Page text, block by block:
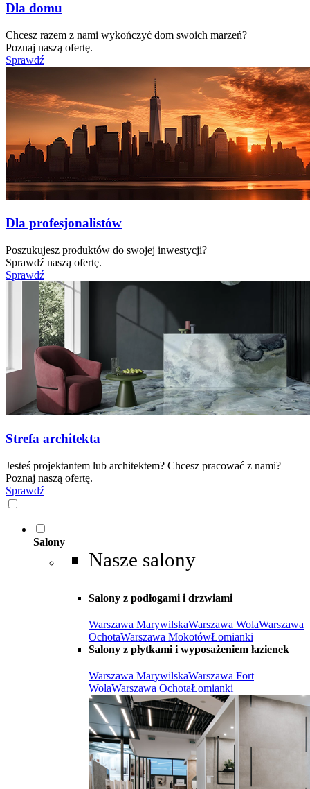
Dla domu
Chcesz razem z nami wykończyć dom swoich marzeń?
Poznaj naszą ofertę.
Sprawdź
Dla profesjonalistów
Poszukujesz produktów do swojej inwestycji?
Sprawdź naszą ofertę.
Sprawdź
Strefa architekta
Jesteś projektantem lub architektem? Chcesz pracować z nami?
Poznaj naszą ofertę.
Sprawdź
Salony
Nasze salony
Salony z podłogami i drzwiami
Warszawa MarywilskaWarszawa WolaWarszawa
OchotaWarszawa MokotówŁomianki
Salony z płytkami i wyposażeniem łazienek
Warszawa MarywilskaWarszawa Fort
WolaWarszawa OchotaŁomianki